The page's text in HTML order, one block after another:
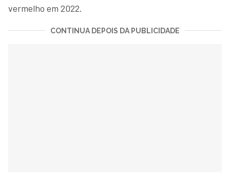
vermelho em 2022.
CONTINUA DEPOIS DA PUBLICIDADE